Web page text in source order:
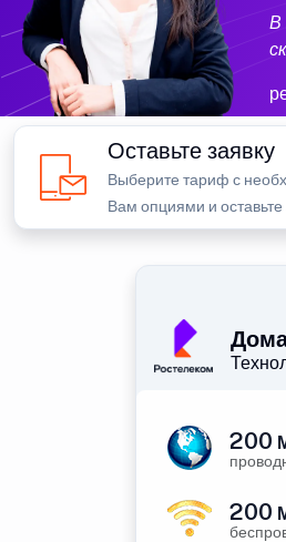
В
Оставьте заявку
Выберите тариф с
Вам опциями и оставьте
200
200